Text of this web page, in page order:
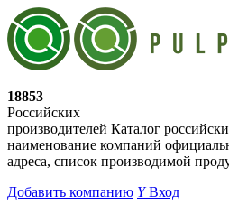
18853
Российских
производителей Каталог
наименование компаний
адреса, список производимой
Добавить компанию YВход